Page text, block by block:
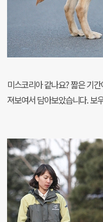
미스코리아 같나요? 짧은 기
져보여서 담아보았습니다. 보